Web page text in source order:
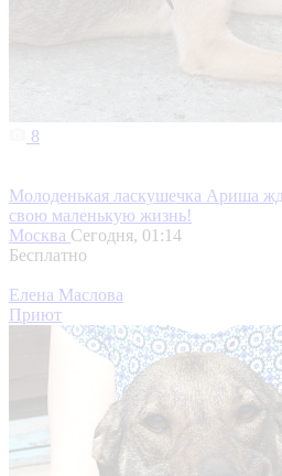
8
Молоденькая ласкушечка Ариша
свою маленькую жизнь!
Москва Сегодня, 01:14
Бесплатно
Елена Маслова
Приют